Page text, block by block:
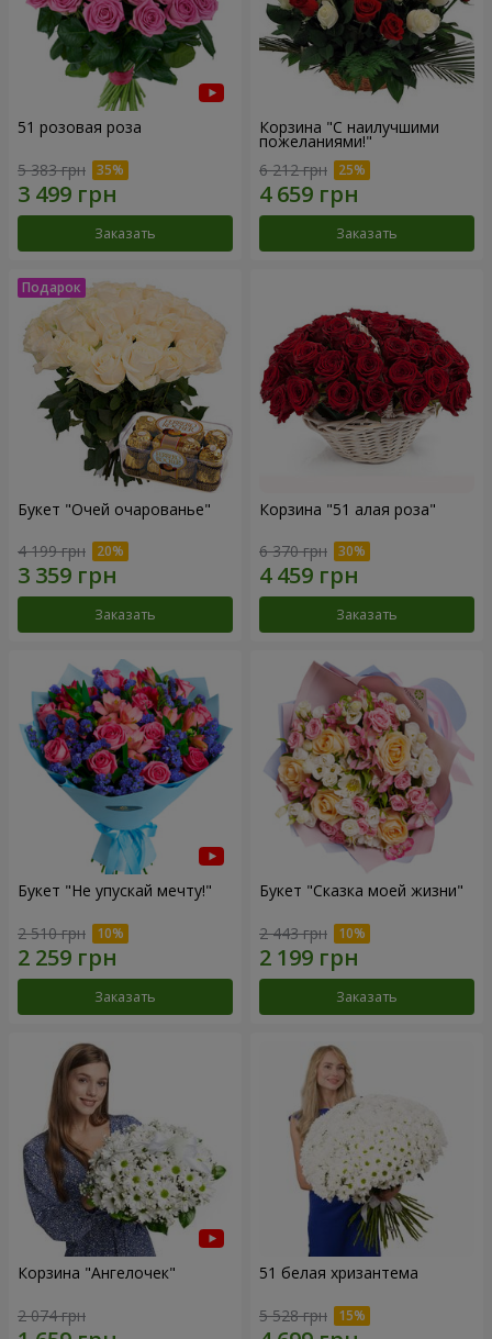
51 розовая роза
5 383 грн
Заказать
Корзина "С наилучшими
пожеланиями!"
6 212 грн
Заказать
Букет "Очей очарованье"
4 199 грн
Заказать
Корзина "51 алая роза"
6 370 грн
Заказать
Букет "Не упускай мечту!"
2 510 грн
Заказать
Букет "Сказка моей жизни"
2 443 грн
Заказать
Корзина "Ангелочек"
2 074 грн
51 белая хризантема
5 528 грн